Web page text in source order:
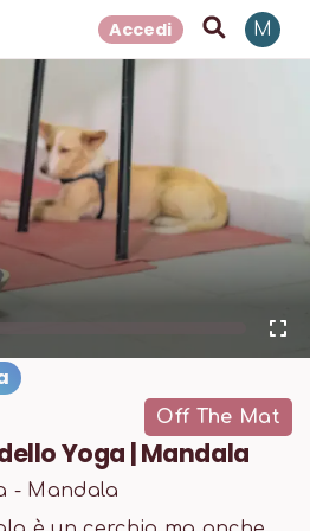
Accedi M
Off The Mat
dello Yoga | Mandala
- Mandala